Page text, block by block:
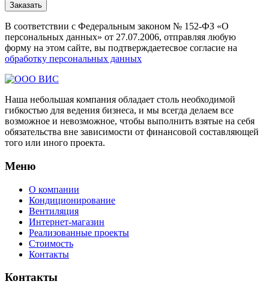
Заказать
В соответствии с Федеральным законом № 152-ФЗ «О
персональных данных» от 27.07.2006, отправляя любую
форму на этом сайте, вы подтверждаетесвое согласие на
обработку персональных данных
Наша небольшая компания обладает столь необходимой
гибкостью для ведения бизнеса, и мы всегда делаем все
возможное и невозможное, чтобы выполнить взятые на себя
обязательства вне зависимости от финансовой составляющей
того или иного проекта.
Меню
О компании
Кондиционирование
Вентиляция
Интернет-магазин
Реализованные проекты
Стоимость
Контакты
Контакты